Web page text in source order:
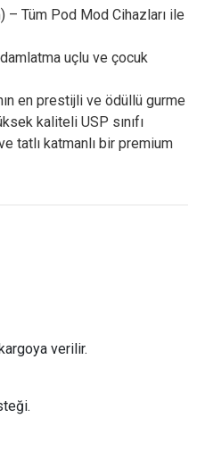
Tüm Pod Mod Cihazları ile
uçlu ve çocuk
en prestijli ve ödüllü gurme
kaliteli USP sınıfı
tatlı katmanlı bir premium
verilir.